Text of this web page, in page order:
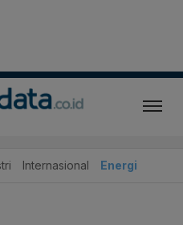
Internasional Energi